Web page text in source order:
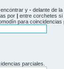
y - delante de la
por | entre corchetes si
para coincidencias
parciales.